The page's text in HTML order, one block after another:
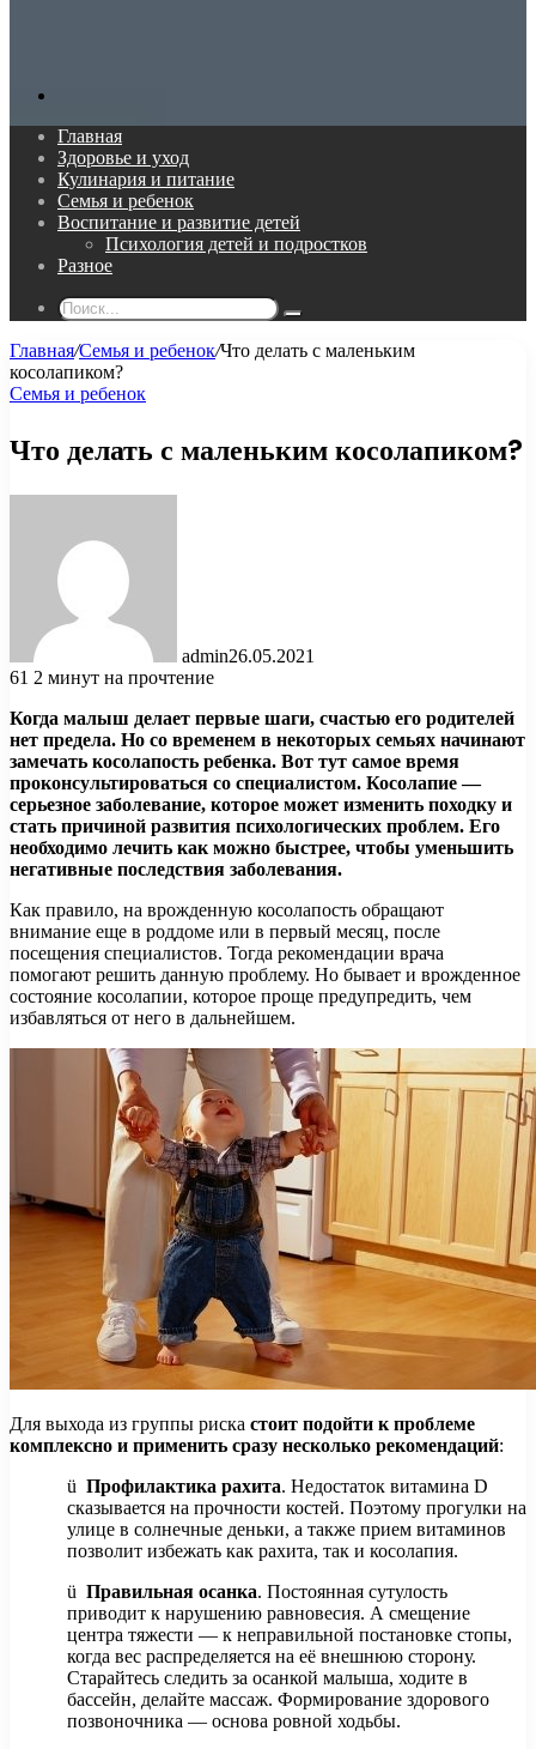
Главная
Здоровье и уход
Кулинария и питание
Семья и ребенок
Воспитание и развитие детей
Психология детей и подростков
Разное
Поиск...
Главная/Семья и ребенок/Что делать с маленьким
косолапиком?
Семья и ребенок
Что делать с маленьким косолапиком?
admin26.05.2021
61 2 минут на прочтение
Когда малыш делает первые шаги, счастью его родителей
нет предела. Но со временем в некоторых семьях начинают
замечать косолапость ребенка. Вот тут самое время
проконсультироваться со специалистом. Косолапие —
серьезное заболевание, которое может изменить походку и
стать причиной развития психологических проблем. Его
необходимо лечить как можно быстрее, чтобы уменьшить
негативные последствия заболевания.
Как правило, на врожденную косолапость обращают
внимание еще в роддоме или в первый месяц, после
посещения специалистов. Тогда рекомендации врача
помогают решить данную проблему. Но бывает и врожденное
состояние косолапии, которое проще предупредить, чем
избавляться от него в дальнейшем.
Для выхода из группы риска стоит подойти к проблеме
комплексно и применить сразу несколько рекомендаций:
ü Профилактика рахита. Недостаток витамина D
сказывается на прочности костей. Поэтому прогулки на
улице в солнечные деньки, а также прием витаминов
позволит избежать как рахита, так и косолапия.
ü Правильная осанка. Постоянная сутулость
приводит к нарушению равновесия. А смещение
центра тяжести — к неправильной постановке стопы,
когда вес распределяется на её внешнюю сторону.
Старайтесь следить за осанкой малыша, ходите в
бассейн, делайте массаж. Формирование здорового
позвоночника — основа ровной ходьбы.